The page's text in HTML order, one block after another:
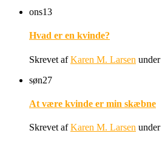
ons13
Hvad er en kvinde?
Skrevet afKaren M. Larsen under
søn27
At være kvinde er min skæbne
Skrevet afKaren M. Larsen under